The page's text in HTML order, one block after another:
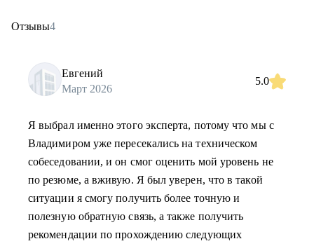
Отзывы4
Евгений
Март 2026
5.0
Я выбрал именно этого эксперта, потому что мы с
Владимиром уже пересекались на техническом
собеседовании, и он смог оценить мой уровень не
по резюме, а вживую. Я был уверен, что в такой
ситуации я смогу получить более точную и
полезную обратную связь, а также получить
рекомендации по прохождению следующих